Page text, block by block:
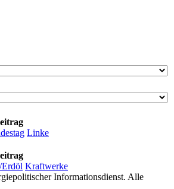
Linke
Erdöl Kraftwerke
Informationsdienst. Alle